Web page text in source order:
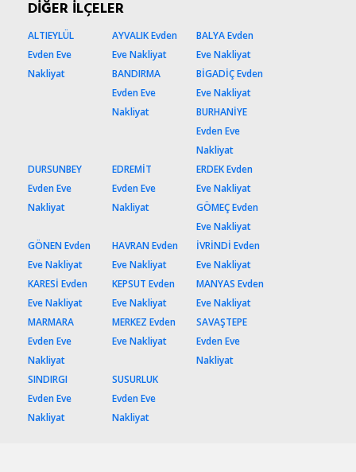
DİĞER İLÇELER
ALTIEYLÜL
Evden Eve
Nakliyat
AYVALIK Evden
Eve Nakliyat
BALYA Evden
Eve Nakliyat
BANDIRMA
Evden Eve
Nakliyat
BİGADİÇ Evden
Eve Nakliyat
BURHANİYE
Evden Eve
Nakliyat
DURSUNBEY
Evden Eve
Nakliyat
EDREMİT
Evden Eve
Nakliyat
ERDEK Evden
Eve Nakliyat
GÖMEÇ Evden
Eve Nakliyat
GÖNEN Evden
Eve Nakliyat
HAVRAN Evden
Eve Nakliyat
İVRİNDİ Evden
Eve Nakliyat
KARESİ Evden
Eve Nakliyat
KEPSUT Evden
Eve Nakliyat
MANYAS Evden
Eve Nakliyat
MARMARA
Evden Eve
Nakliyat
MERKEZ Evden
Eve Nakliyat
SAVAŞTEPE
Evden Eve
Nakliyat
SINDIRGI
Evden Eve
Nakliyat
SUSURLUK
Evden Eve
Nakliyat